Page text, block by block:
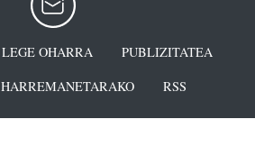
LEGE OHARRA
PUBLIZITATEA
HARREMANETARAKO RSS